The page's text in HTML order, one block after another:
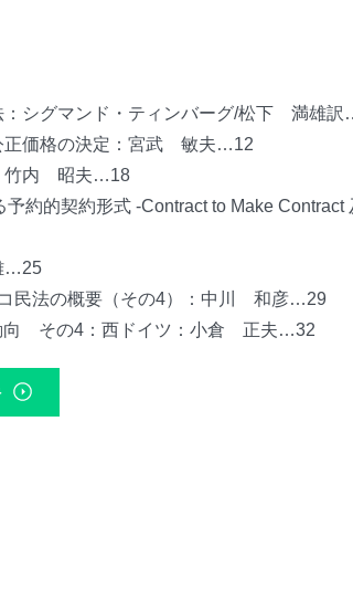
：シグマンド・ティンバーグ/松下 満雄
正価格の決定：宮武 敏夫…12
竹内 昭夫…18
約的契約形式 -Contract to Make Contract
…25
民法の概要（その4）：中川 和彦…29
向 その4：西ドイツ：小倉 正夫…32